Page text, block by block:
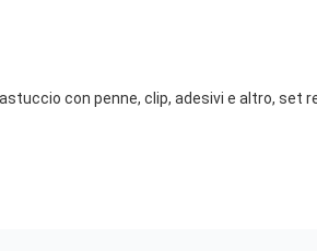
con penne, clip, adesivi e altro, set